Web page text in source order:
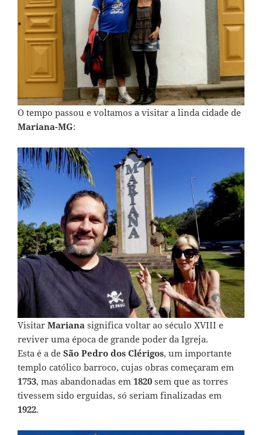
O tempo passou e voltamos a visitar a linda cidade de
Mariana-MG:
Visitar Mariana significa voltar ao século XVIII e
reviver uma época de grande poder da Igreja.
Esta é a de São Pedro dos Clérigos, um importante
templo católico barroco, cujas obras começaram em
1753, mas abandonadas em 1820 sem que as torres
tivessem sido erguidas, só seriam finalizadas em
1922.